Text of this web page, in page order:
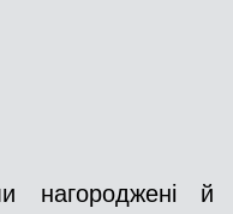
нагороджені й